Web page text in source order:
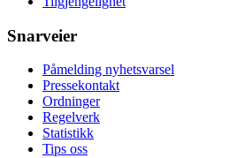
Snarveier
Påmelding nyhetsvarsel
Pressekontakt
Ordninger
Regelverk
Statistikk
Tips oss